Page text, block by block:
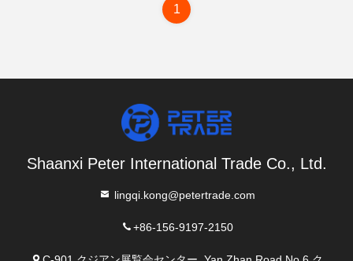
1
Shaanxi Peter International Trade Co., Ltd.
lingqi.kong@petertrade.com
+86-156-9197-2150